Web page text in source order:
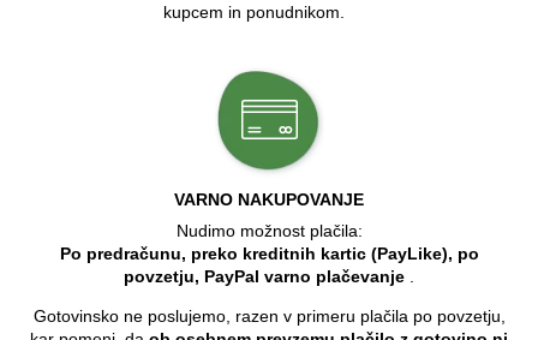
kupcem in ponudnikom.
VARNO NAKUPOVANJE
Nudimo možnost plačila:
Po predračunu, preko kreditnih kartic (PayLike), po
povzetju, PayPal varno plačevanje
Gotovinsko ne poslujemo, razen v primeru plačila po povzetju,